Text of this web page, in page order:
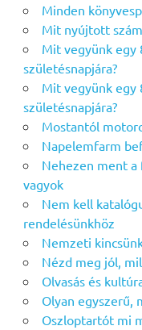
Minden
Mit nyújtott
Mit vegyünk egy
születésnapjára?
Mit vegyünk egy
születésnapjára?
Mostantól
Napelemfarm
Nehezen ment a
vagyok
Nem kell
rendelésünkhöz
Nemzeti
Nézd meg jól,
Olvasás és
Olyan egyszerű,
Oszloptartót mi